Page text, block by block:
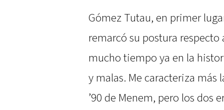
Gómez Tutau, en primer
remarcó su postura
mucho tiempo ya en la
y malas. Me caracteriza más
’90 de Menem, pero los dos